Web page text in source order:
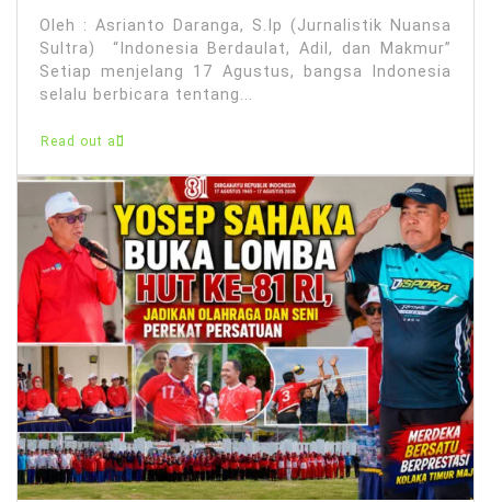
Oleh : Asrianto Daranga, S.Ip (Jurnalistik Nuansa
Sultra) “Indonesia Berdaulat, Adil, dan Makmur”
Setiap menjelang 17 Agustus, bangsa Indonesia
selalu berbicara tentang...
Read out all